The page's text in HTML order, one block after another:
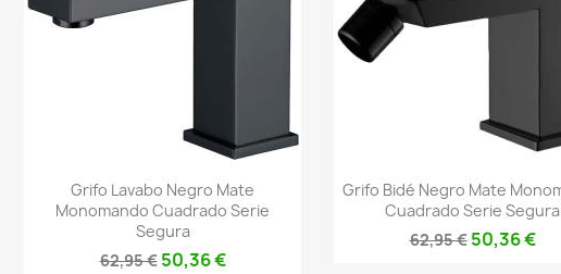
Vista rápida
Grifo Lavabo Negro Mate
Monomando Cuadrado Serie
Segura
62,95 € 50,36 €
Vista rápida
Grifo Bidé Negro Mate
Cuadrado Serie Segura
62,95 € 50,36 €